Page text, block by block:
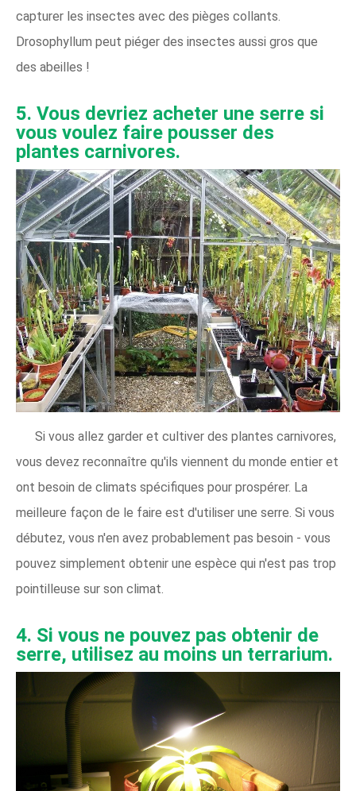
capturer les insectes avec des pièges collants.
Drosophyllum peut piéger des insectes aussi gros que
des abeilles !
5. Vous devriez acheter une serre si
vous voulez faire pousser des
plantes carnivores.
Si vous allez garder et cultiver des plantes carnivores,
vous devez reconnaître qu'ils viennent du monde entier et
ont besoin de climats spécifiques pour prospérer. La
meilleure façon de le faire est d'utiliser une serre. Si vous
débutez, vous n'en avez probablement pas besoin - vous
pouvez simplement obtenir une espèce qui n'est pas trop
pointilleuse sur son climat.
4. Si vous ne pouvez pas obtenir de
serre, utilisez au moins un terrarium.